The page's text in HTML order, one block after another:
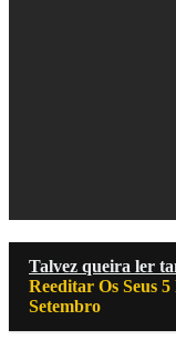
Talvez queira ler
Reeditar Os Seus
Setembro